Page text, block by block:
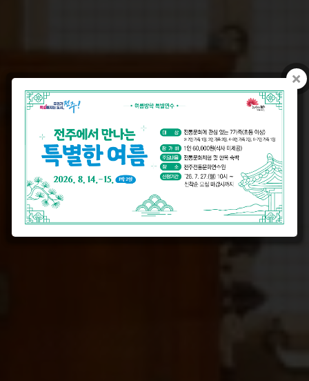
전주전통문화연수원
전주의 문화적 자부심을 고취시키는 곳
가장 한국적인 연수 및 교육, 전통문화체험을 진
행하는 곳